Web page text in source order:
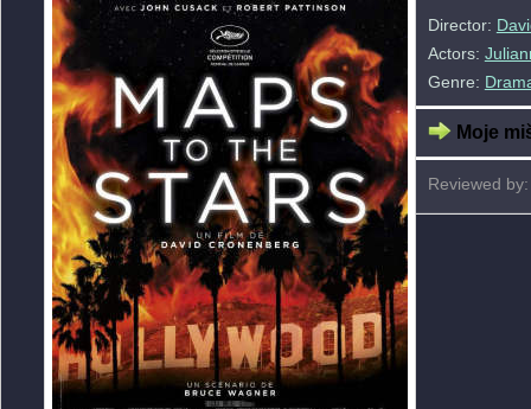
Director:
Actors:
Genre:
Moje
Reviewed